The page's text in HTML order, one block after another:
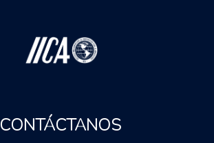
CONTÁCTANOS